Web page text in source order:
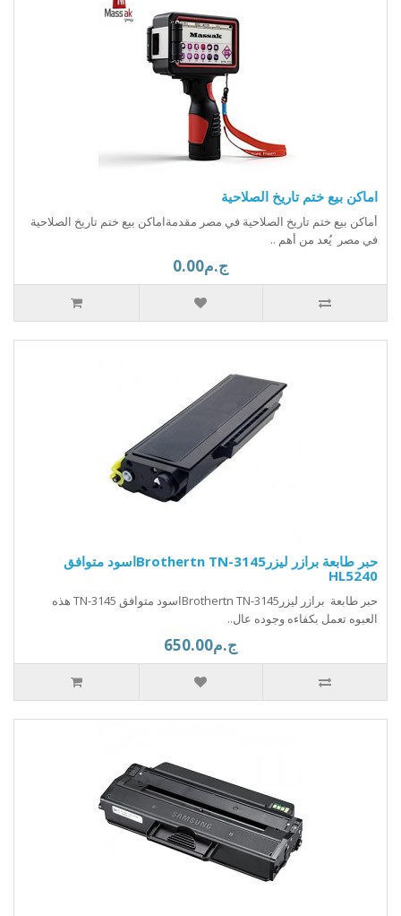
اماكن بيع ختم تاريخ الصلاحية
أماكن بيع ختم تاريخ الصلاحية في مصر مقدمةاماكن بيع ختم تاريخ الصلاحية
في مصر يُعد من أهم ..
ج.م0.00
حبر طابعة برازر ليزرBrothertn TN-3145اسود متوافق
HL5240
حبر طابعة برازر ليزرBrothertn TN-3145اسود متوافق TN-3145 هذه
العبوه تعمل بكفاءه وجوده عال..
ج.م650.00